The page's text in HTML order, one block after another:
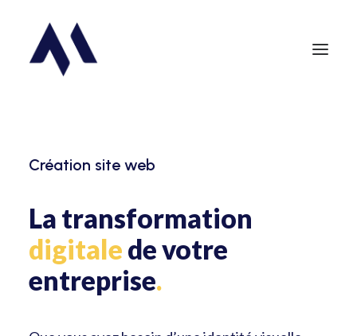
Création site web
La transformation
digitale de votre
entreprise.